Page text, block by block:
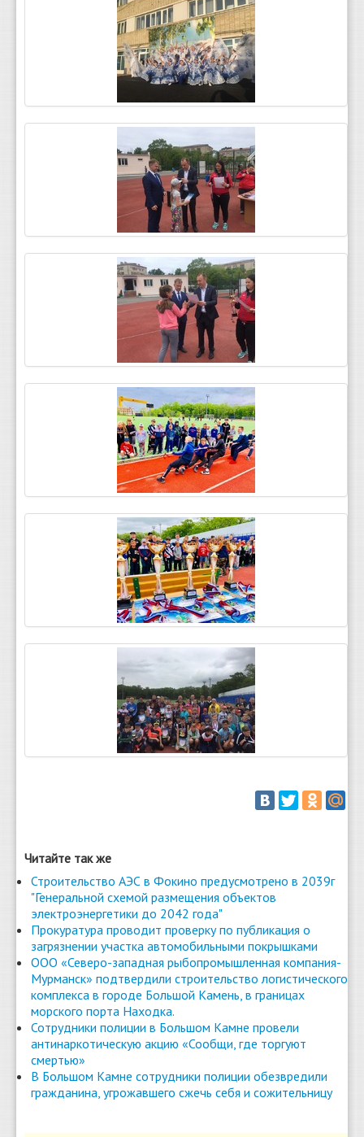
Читайте так же
Строительство АЭС в Фокино предусмотрено в 2039г
"Генеральной схемой размещения объектов
электроэнергетики до 2042 года"
Прокуратура проводит проверку по публикация о
загрязнении участка автомобильными покрышками
ООО «Северо-западная рыбопромышленная компания-
Мурманск» подтвердили строительство логистического
комплекса в городе Большой Камень, в границах
морского порта Находка.
Сотрудники полиции в Большом Камне провели
антинаркотическую акцию «Сообщи, где торгуют
смертью»
В Большом Камне сотрудники полиции обезвредили
гражданина, угрожавшего сжечь себя и сожительницу